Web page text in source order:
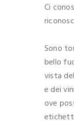
Ci
Sono
bello
vista
e dei
ove